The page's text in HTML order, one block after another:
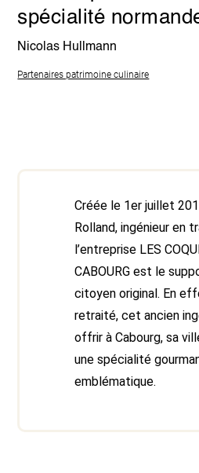
spécialité
Nicolas Hullmann
Partenaires patrimoine culinaire
Créée le 1er juillet
Rolland, ingénieur en
l’entreprise LES
CABOURG est le
citoyen original. En
retraité, cet ancien
offrir à Cabourg, sa
une spécialité
emblématique.